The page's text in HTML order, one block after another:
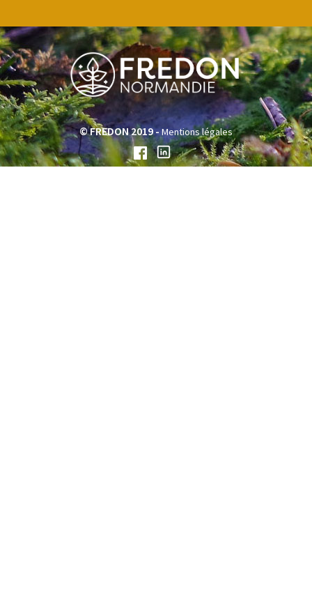
© FREDON 2019 -Mentions légales